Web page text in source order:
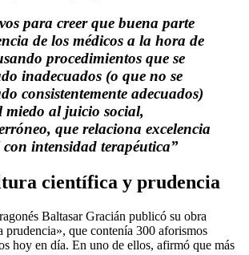
para creer que buena parte
de los médicos a la hora de
procedimientos que se
inadecuados (o que no se
consistentemente adecuados)
miedo al juicio social,
que relaciona excelencia
intensidad terapéutica”
científica y prudencia
Baltasar Gracián publicó su obra
prudencia», que contenía 300 aforismos
hoy en día. En uno de ellos, afirmó que más